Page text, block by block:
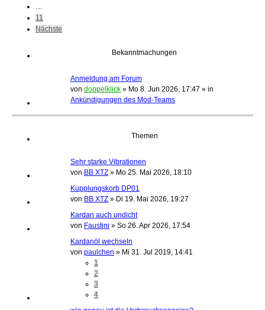
11
Nächste
Bekanntmachungen
Anmeldung am Forum
von doppelklick » Mo 8. Jun 2026, 17:47 » in
Ankündigungen des Mod-Teams
Themen
Sehr starke Vibrationen
von BB XTZ » Mo 25. Mai 2026, 18:10
Kupplungskorb DP01
von BB XTZ » Di 19. Mai 2026, 19:27
Kardan auch undicht
von Faustini » So 26. Apr 2026, 17:54
Kardanöl wechseln
von paulchen » Mi 31. Jul 2019, 14:41
1
2
3
4